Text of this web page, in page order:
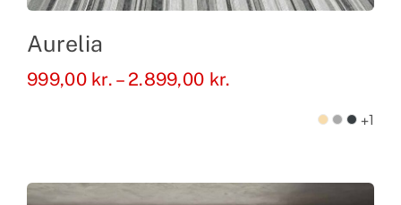
Aurelia
999,00 kr. – 2.899,00 kr.
+1